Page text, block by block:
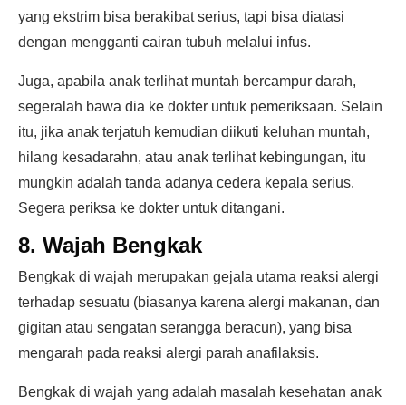
yang ekstrim bisa berakibat serius, tapi bisa diatasi
dengan mengganti cairan tubuh melalui infus.
Juga, apabila anak terlihat muntah bercampur darah,
segeralah bawa dia ke dokter untuk pemeriksaan. Selain
itu, jika anak terjatuh kemudian diikuti keluhan muntah,
hilang kesadarahn, atau anak terlihat kebingungan, itu
mungkin adalah tanda adanya cedera kepala serius.
Segera periksa ke dokter untuk ditangani.
8. Wajah Bengkak
Bengkak di wajah merupakan gejala utama reaksi alergi
terhadap sesuatu (biasanya karena alergi makanan, dan
gigitan atau sengatan serangga beracun), yang bisa
mengarah pada reaksi alergi parah anafilaksis.
Bengkak di wajah yang adalah masalah kesehatan anak